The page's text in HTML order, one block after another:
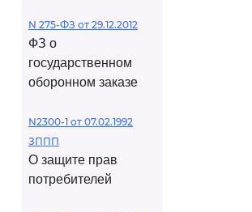
N 275-ФЗ от 29.12.2012
ФЗ о
государственном
оборонном заказе
N2300-1 от 07.02.1992
ЗППП
О защите прав
потребителей